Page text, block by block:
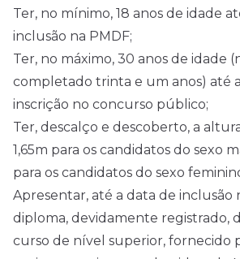
Ter, no mínimo, 18 anos de idade
inclusão na PMDF;
Ter, no máximo, 30 anos de idade
completado trinta e um anos) até
inscrição no concurso público;
Ter, descalço e descoberto, a
1,65m para os candidatos do sexo
para os candidatos do sexo
Apresentar, até a data de inclusão
diploma, devidamente registrado,
curso de nível superior, fornecido